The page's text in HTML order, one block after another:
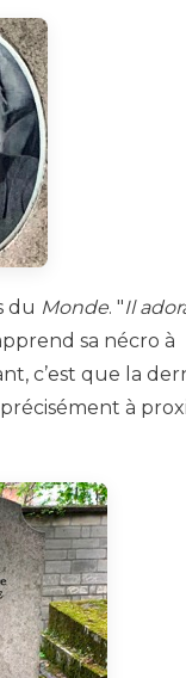
du Monde. "Il
sa nécro à
c’est que la
précisément à